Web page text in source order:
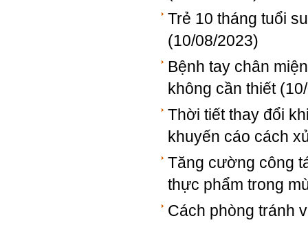
Trẻ 10 tháng tuổi
(10/08/2023)
Bệnh tay chân
không cần thiết
Thời tiết thay đổi
khuyến cáo cách
Tăng cường công
thực phẩm trong
Cách phòng tránh